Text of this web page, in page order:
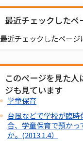
最近チェックしたペ
最近チェックしたページ
このページを見た人
ジも見ています
学童保育
台風などで学校が臨
合、学童保育で預かっ
か。(2013.1.4）